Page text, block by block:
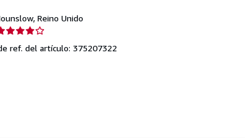
Reino Unido
ref. del artículo: 375207322